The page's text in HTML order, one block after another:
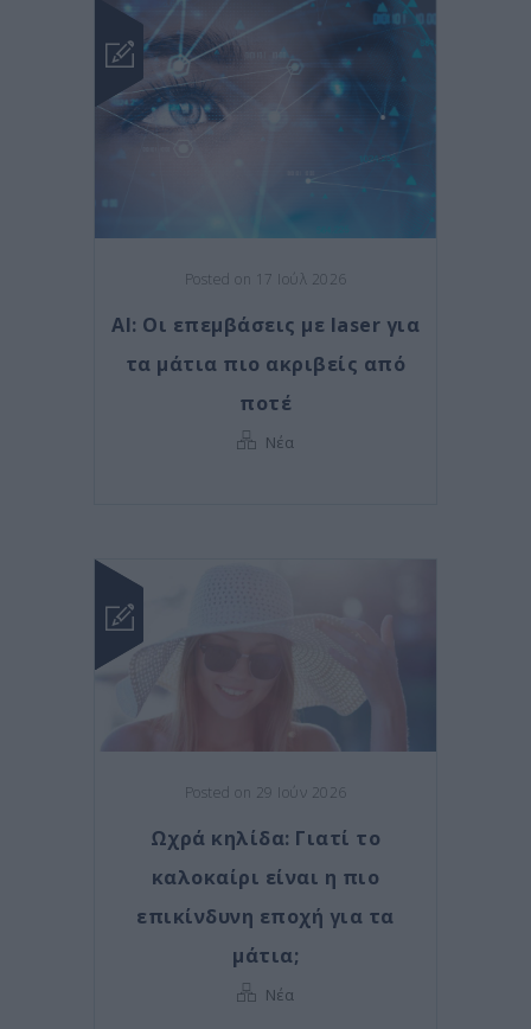
Posted on 17 Ιούλ 2026
AI: Οι επεμβάσεις με laser για
τα μάτια πιο ακριβείς από
ποτέ
Νέα
Posted on 29 Ιούν 2026
Ωχρά κηλίδα: Γιατί το
καλοκαίρι είναι η πιο
επικίνδυνη εποχή για τα
μάτια;
Νέα